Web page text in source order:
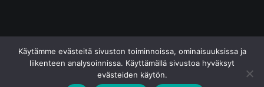
Käytämme evästeitä sivuston toiminnoissa, ominaisuuksissa ja
liikenteen analysoinnissa. Käyttämällä sivustoa hyväksyt
evästeiden käytön.